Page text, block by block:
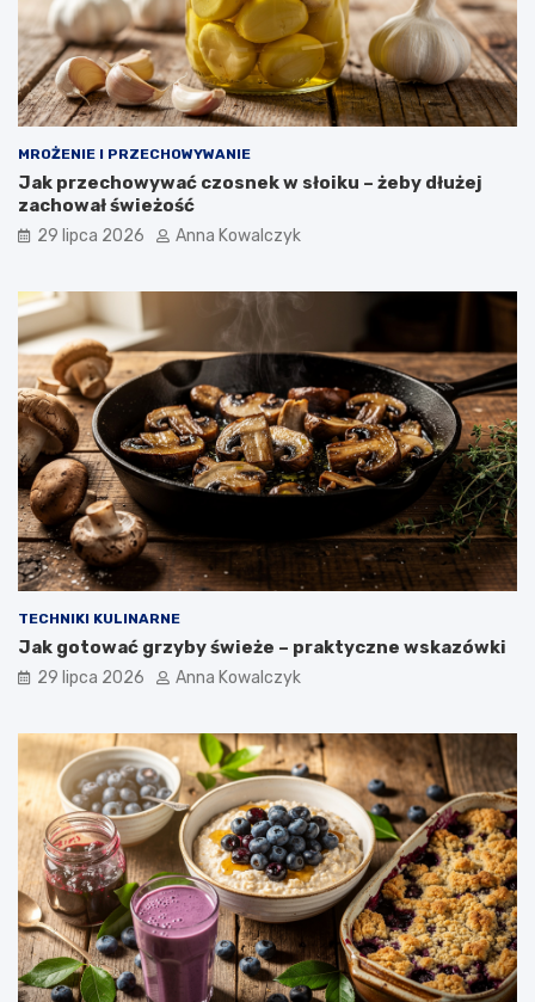
MROŻENIE I PRZECHOWYWANIE
Jak przechowywać czosnek w słoiku – żeby dłużej
zachował świeżość
29 lipca 2026 Anna Kowalczyk
TECHNIKI KULINARNE
Jak gotować grzyby świeże – praktyczne wskazówki
29 lipca 2026 Anna Kowalczyk